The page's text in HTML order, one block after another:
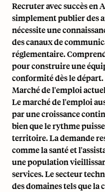
Recruter avec succès
simplement publier des
nécessite une
des canaux de
réglementaire.
pour construire une
conformité dès le départ.
Marché de l'emploi
Le marché de l'emploi
par une croissance
bien que le rythme
territoire. La demande
comme la santé et
une population
services. Le secteur
des domaines tels que la